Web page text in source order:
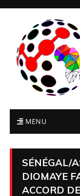
MENU
SÉNÉGAL/
DIOMAYE
ACCORD